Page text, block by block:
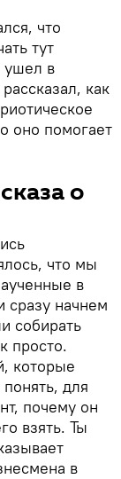
что
тут
ушел в
как
оно помогает
о
что мы
в
сразу начнем
собирать
просто.
которые
для
почему он
взять. Ты
в